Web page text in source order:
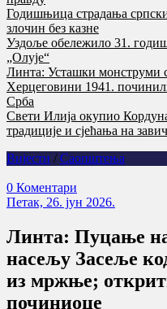
Годишњица страдања
злочин без казне
Уздоље обележило 31.
„Олује“
Линта: Усташки монструми
Херцеговини 1941.
Срба
Свети Илија окупио
традиције и сјећања на
Вијести / Саопштења
0 Коментари
Петак, 26. јун 2026.
Линта: Пуцање
насељу Засеље
из мржње;
починиоце